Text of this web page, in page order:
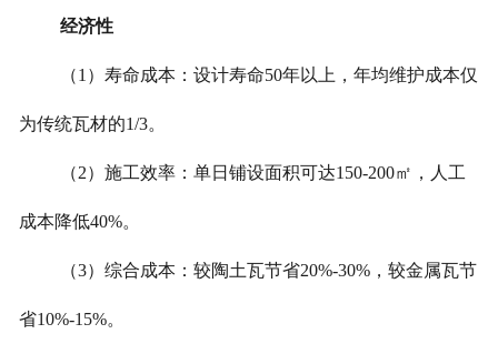
经济性
（1）寿命成本：设计寿命50年以上，年均维护成本仅
为传统瓦材的1/3。
（2）施工效率：单日铺设面积可达150-200㎡，人工
成本降低40%。
（3）综合成本：较陶土瓦节省20%-30%，较金属瓦节
省10%-15%。